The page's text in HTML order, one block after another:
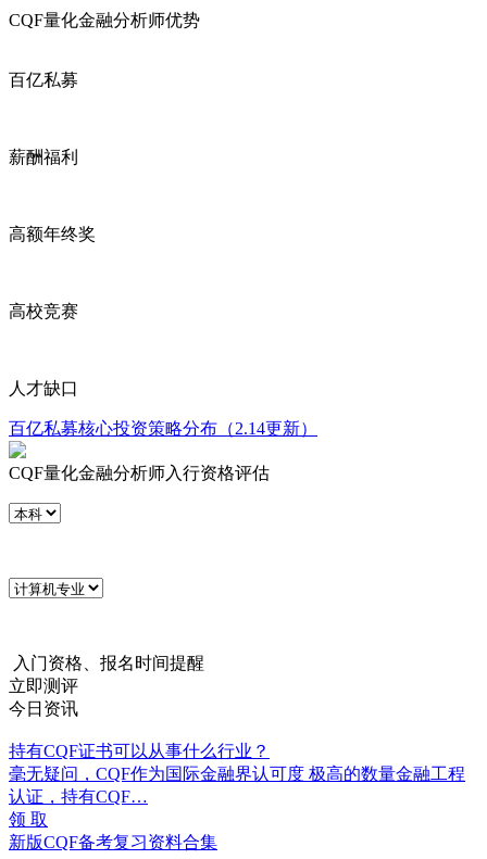
CQF量化金融分析师优势
百亿私募
薪酬福利
高额年终奖
高校竞赛
人才缺口
百亿私募核心投资策略分布（2.14更新）
CQF量化金融分析师入行资格评估
入门资格、报名时间提醒
立即测评
今日资讯
持有CQF证书可以从事什么行业？
毫无疑问，CQF作为国际金融界认可度 极高的数量金融工程
认证，持有CQF…
领 取
新版CQF备考复习资料合集